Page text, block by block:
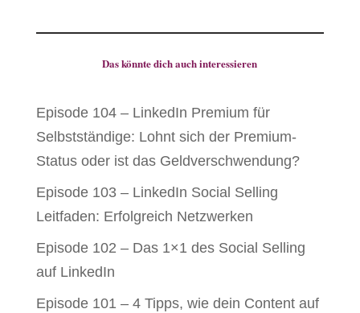
Das könnte dich auch interessieren
Episode 104 – LinkedIn Premium für
Selbstständige: Lohnt sich der Premium-
Status oder ist das Geldverschwendung?
Episode 103 – LinkedIn Social Selling
Leitfaden: Erfolgreich Netzwerken
Episode 102 – Das 1×1 des Social Selling
auf LinkedIn
Episode 101 – 4 Tipps, wie dein Content auf